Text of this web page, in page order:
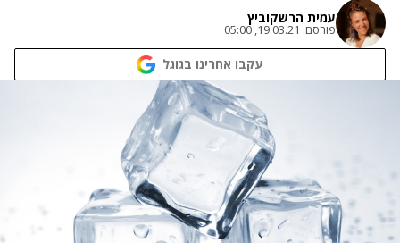
עמית הרשקוביץ
פורסם: 19.03.21, 05:00
עקבו אחרינו בגוגל